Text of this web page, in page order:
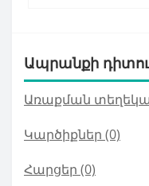
Ապրանքի
Առաքման
Կարծիքներ (0)
Հարցեր (0)